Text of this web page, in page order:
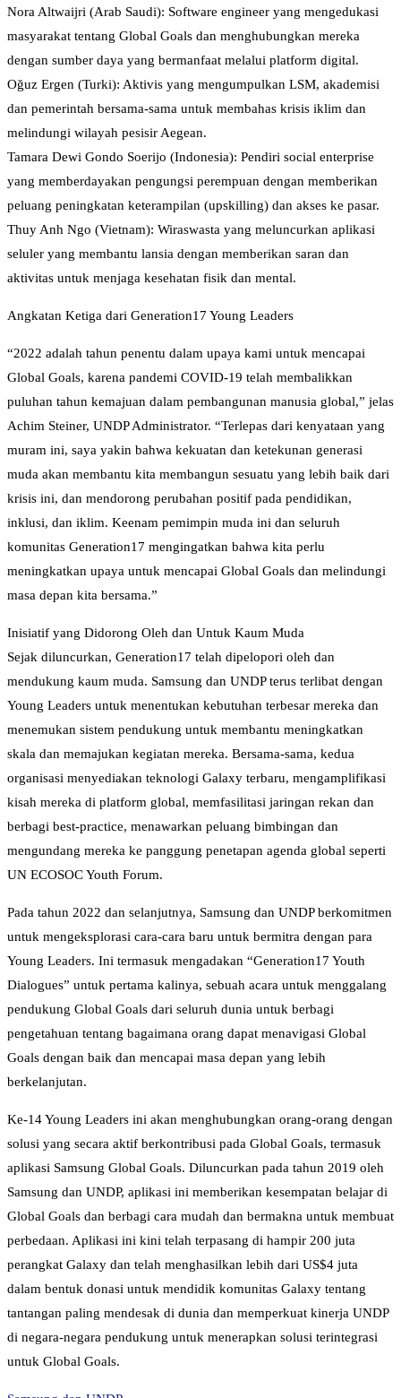
Nora Altwaijri (Arab Saudi): Software engineer yang mengedukasi
masyarakat tentang Global Goals dan menghubungkan mereka
dengan sumber daya yang bermanfaat melalui platform digital.
Oğuz Ergen (Turki): Aktivis yang mengumpulkan LSM, akademisi
dan pemerintah bersama-sama untuk membahas krisis iklim dan
melindungi wilayah pesisir Aegean.
Tamara Dewi Gondo Soerijo (Indonesia): Pendiri social enterprise
yang memberdayakan pengungsi perempuan dengan memberikan
peluang peningkatan keterampilan (upskilling) dan akses ke pasar.
Thuy Anh Ngo (Vietnam): Wiraswasta yang meluncurkan aplikasi
seluler yang membantu lansia dengan memberikan saran dan
aktivitas untuk menjaga kesehatan fisik dan mental.
Angkatan Ketiga dari Generation17 Young Leaders
“2022 adalah tahun penentu dalam upaya kami untuk mencapai
Global Goals, karena pandemi COVID-19 telah membalikkan
puluhan tahun kemajuan dalam pembangunan manusia global,” jelas
Achim Steiner, UNDP Administrator. “Terlepas dari kenyataan yang
muram ini, saya yakin bahwa kekuatan dan ketekunan generasi
muda akan membantu kita membangun sesuatu yang lebih baik dari
krisis ini, dan mendorong perubahan positif pada pendidikan,
inklusi, dan iklim. Keenam pemimpin muda ini dan seluruh
komunitas Generation17 mengingatkan bahwa kita perlu
meningkatkan upaya untuk mencapai Global Goals dan melindungi
masa depan kita bersama.”
Inisiatif yang Didorong Oleh dan Untuk Kaum Muda
Sejak diluncurkan, Generation17 telah dipelopori oleh dan
mendukung kaum muda. Samsung dan UNDP terus terlibat dengan
Young Leaders untuk menentukan kebutuhan terbesar mereka dan
menemukan sistem pendukung untuk membantu meningkatkan
skala dan memajukan kegiatan mereka. Bersama-sama, kedua
organisasi menyediakan teknologi Galaxy terbaru, mengamplifikasi
kisah mereka di platform global, memfasilitasi jaringan rekan dan
berbagi best-practice, menawarkan peluang bimbingan dan
mengundang mereka ke panggung penetapan agenda global seperti
UN ECOSOC Youth Forum.
Pada tahun 2022 dan selanjutnya, Samsung dan UNDP berkomitmen
untuk mengeksplorasi cara-cara baru untuk bermitra dengan para
Young Leaders. Ini termasuk mengadakan “Generation17 Youth
Dialogues” untuk pertama kalinya, sebuah acara untuk menggalang
pendukung Global Goals dari seluruh dunia untuk berbagi
pengetahuan tentang bagaimana orang dapat menavigasi Global
Goals dengan baik dan mencapai masa depan yang lebih
berkelanjutan.
Ke-14 Young Leaders ini akan menghubungkan orang-orang dengan
solusi yang secara aktif berkontribusi pada Global Goals, termasuk
aplikasi Samsung Global Goals. Diluncurkan pada tahun 2019 oleh
Samsung dan UNDP, aplikasi ini memberikan kesempatan belajar di
Global Goals dan berbagi cara mudah dan bermakna untuk membuat
perbedaan. Aplikasi ini kini telah terpasang di hampir 200 juta
perangkat Galaxy dan telah menghasilkan lebih dari US$4 juta
dalam bentuk donasi untuk mendidik komunitas Galaxy tentang
tantangan paling mendesak di dunia dan memperkuat kinerja UNDP
di negara-negara pendukung untuk menerapkan solusi terintegrasi
untuk Global Goals.